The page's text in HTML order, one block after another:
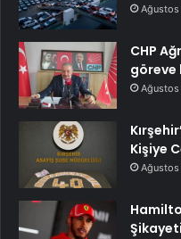
CHP
göreve
Kişiye